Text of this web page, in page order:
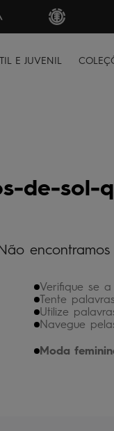
E JUVENIL
de-sol-
Verifique se
Tente
Utilize
Navegue
Moda
4 º bermuda
8º boardshort
9º chinelo